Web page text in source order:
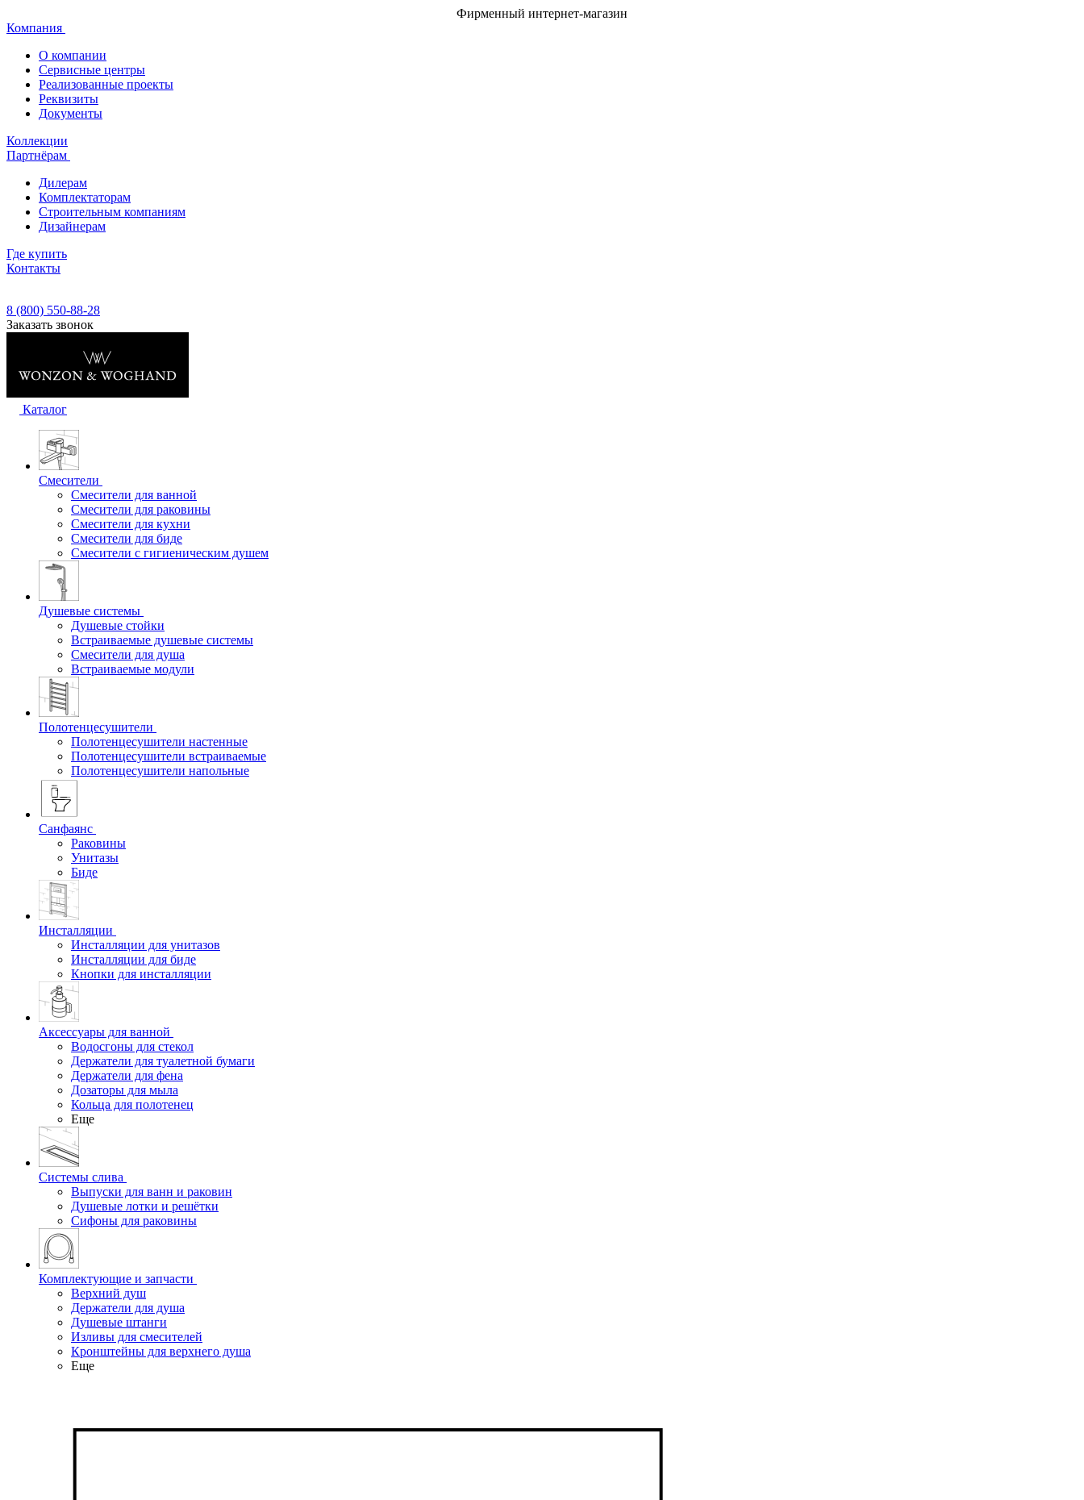
Фирменный интернет-магазин
Компания
О компании
Сервисные центры
Реализованные проекты
Реквизиты
Документы
Коллекции
Партнёрам
Дилерам
Комплектаторам
Строительным компаниям
Дизайнерам
Где купить
Контакты
8 (800) 550-88-28
Заказать звонок
Каталог
Смесители
Смесители для ванной
Смесители для раковины
Смесители для кухни
Смесители для биде
Смесители с гигиеническим душем
Душевые системы
Душевые стойки
Встраиваемые душевые системы
Смесители для душа
Встраиваемые модули
Полотенцесушители
Полотенцесушители настенные
Полотенцесушители встраиваемые
Полотенцесушители напольные
Санфаянс
Раковины
Унитазы
Биде
Инсталляции
Инсталляции для унитазов
Инсталляции для биде
Кнопки для инсталляции
Аксессуары для ванной
Водосгоны для стекол
Держатели для туалетной бумаги
Держатели для фена
Дозаторы для мыла
Кольца для полотенец
Еще
Системы слива
Выпуски для ванн и раковин
Душевые лотки и решётки
Сифоны для раковины
Комплектующие и запчасти
Верхний душ
Держатели для душа
Душевые штанги
Изливы для смесителей
Кронштейны для верхнего душа
Еще